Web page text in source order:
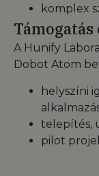
komplex
A Hunify
Dobot Atom
helyszíni
telepítés,
pilot